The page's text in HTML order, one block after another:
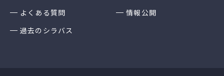
よくある質問
情報公開
過去のシラバス